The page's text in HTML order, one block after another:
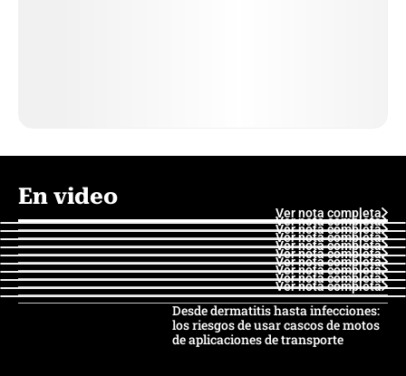
En video
Ver nota completa
Ver nota completa
Ver nota completa
Ver nota completa
Ver nota completa
Ver nota completa
Ver nota completa
Ver nota completa
Ver nota completa
Ver nota completa
Desde dermatitis hasta infecciones:
los riesgos de usar cascos de motos
de aplicaciones de transporte